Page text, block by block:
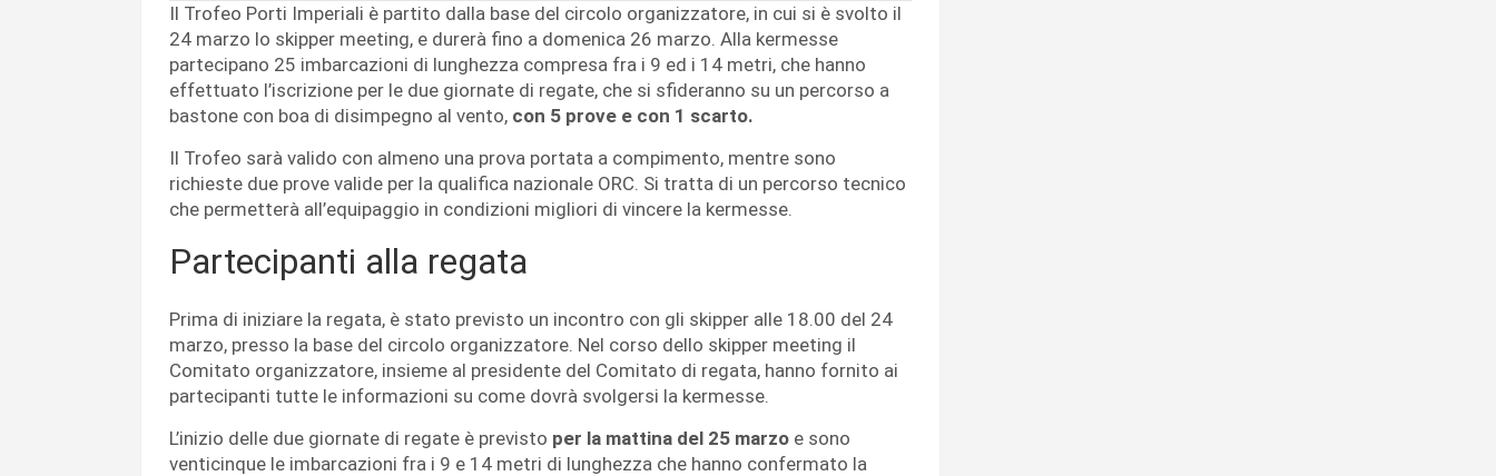
Il Trofeo Porti Imperiali è partito dalla base del circolo organizzatore, in cui si è svolto il
24 marzo lo skipper meeting, e durerà fino a domenica 26 marzo. Alla kermesse
partecipano 25 imbarcazioni di lunghezza compresa fra i 9 ed i 14 metri, che hanno
effettuato l’iscrizione per le due giornate di regate, che si sfideranno su un percorso a
bastone con boa di disimpegno al vento, con 5 prove e con 1 scarto.
Il Trofeo sarà valido con almeno una prova portata a compimento, mentre sono
richieste due prove valide per la qualifica nazionale ORC. Si tratta di un percorso tecnico
che permetterà all’equipaggio in condizioni migliori di vincere la kermesse.
Partecipanti alla regata
Prima di iniziare la regata, è stato previsto un incontro con gli skipper alle 18.00 del 24
marzo, presso la base del circolo organizzatore. Nel corso dello skipper meeting il
Comitato organizzatore, insieme al presidente del Comitato di regata, hanno fornito ai
partecipanti tutte le informazioni su come dovrà svolgersi la kermesse.
L’inizio delle due giornate di regate è previsto per la mattina del 25 marzo e sono
venticinque le imbarcazioni fra i 9 e 14 metri di lunghezza che hanno confermato la